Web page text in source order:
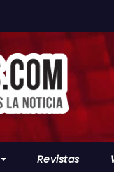
Revistas